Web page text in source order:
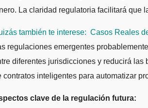
La claridad regulatoria facilitará que
también te interese: Casos Reales
regulaciones emergentes
diferentes jurisdicciones y reducirá
contratos inteligentes para automatizar
clave de la regulación futura: